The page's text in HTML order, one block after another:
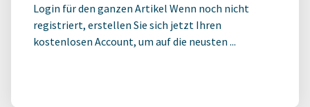
Login für den ganzen Artikel Wenn noch nicht
registriert, erstellen Sie sich jetzt Ihren
kostenlosen Account, um auf die neusten ...